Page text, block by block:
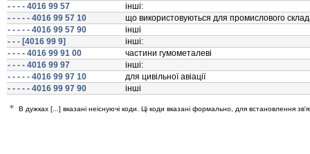
- - - - 4016 99 57
iншi:
- - - - - 4016 99 57 10
що використовуються для промислового
- - - - - 4016 99 57 90
iншi
- - - [4016 99 9]
iншi:
- - - - 4016 99 91 00
частини гумометалевi
- - - - 4016 99 97
iншi:
- - - - - 4016 99 97 10
для цивiльної авiацiї
- - - - - 4016 99 97 90
iншi
В дужках [...] вказані неіснуючі коди. Ці коди вказані формально, для встановлення